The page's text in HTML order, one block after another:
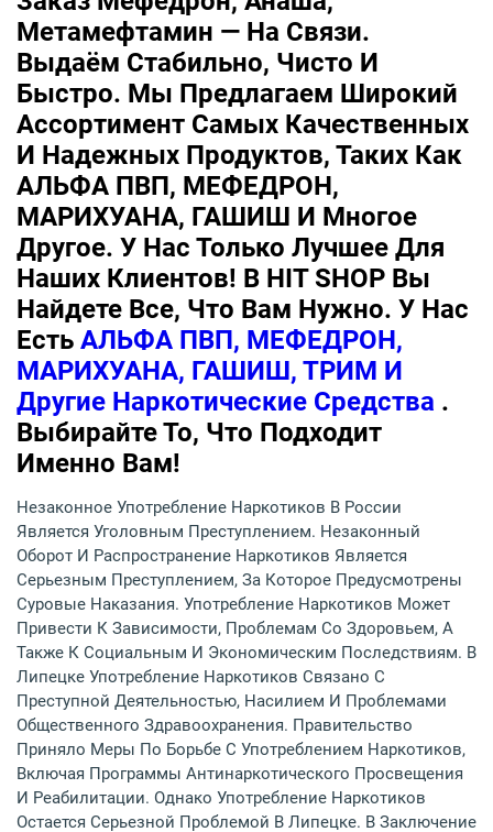
Метамефтамин — На Связи.
Выдаём Стабильно, Чисто И
Быстро. Мы Предлагаем Широкий
Ассортимент Самых Качественных
И Надежных Продуктов, Таких Как
АЛЬФА ПВП, МЕФЕДРОН,
МАРИХУАНА, ГАШИШ И Многое
Другое. У Нас Только Лучшее Для
Наших Клиентов! В HIT SHOP Вы
Найдете Все, Что Вам Нужно. У Нас
Есть АЛЬФА ПВП, МЕФЕДРОН,
МАРИХУАНА, ГАШИШ, ТРИМ И
Другие Наркотические Средства .
Выбирайте То, Что Подходит
Именно Вам!
Незаконное Употребление Наркотиков В России
Является Уголовным Преступлением. Незаконный
Оборот И Распространение Наркотиков Является
Серьезным Преступлением, За Которое Предусмотрены
Суровые Наказания. Употребление Наркотиков Может
Привести К Зависимости, Проблемам Со Здоровьем, А
Также К Социальным И Экономическим Последствиям. В
Липецке Употребление Наркотиков Связано С
Преступной Деятельностью, Насилием И Проблемами
Общественного Здравоохранения. Правительство
Приняло Меры По Борьбе С Употреблением Наркотиков,
Включая Программы Антинаркотического Просвещения
И Реабилитации. Однако Употребление Наркотиков
Остается Серьезной Проблемой В Липецке. В Заключение